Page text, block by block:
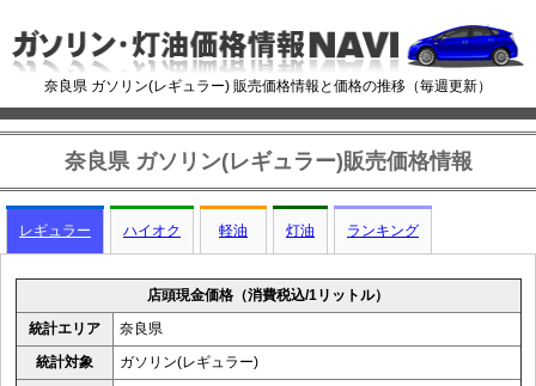
奈良県 ガソリン(レギュラー) 販売価格情報と価格の推移（毎週更新）
奈良県 ガソリン(レギュラー)販売価格情報
レギュラー ハイオク 軽油 灯油 ランキング
店頭現金価格（消費税込/1リットル）
統計エリア
奈良県
統計対象
ガソリン(レギュラー)